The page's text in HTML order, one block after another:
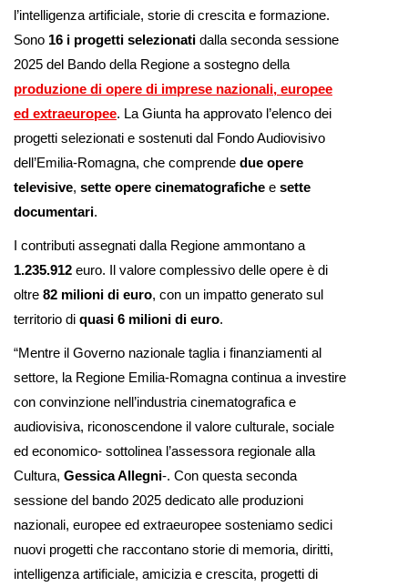
l’intelligenza artificiale, storie di crescita e formazione.
Sono 16 i progetti selezionati dalla seconda sessione
2025 del Bando della Regione a sostegno della
produzione di opere di imprese nazionali, europee
ed extraeuropee. La Giunta ha approvato l’elenco dei
progetti selezionati e sostenuti dal Fondo Audiovisivo
dell’Emilia-Romagna, che comprende due opere
televisive, sette opere cinematografiche e sette
documentari.
I contributi assegnati dalla Regione ammontano a
1.235.912 euro. Il valore complessivo delle opere è di
oltre 82 milioni di euro, con un impatto generato sul
territorio di quasi 6 milioni di euro.
“Mentre il Governo nazionale taglia i finanziamenti al
settore, la Regione Emilia-Romagna continua a investire
con convinzione nell’industria cinematografica e
audiovisiva, riconoscendone il valore culturale, sociale
ed economico- sottolinea l’assessora regionale alla
Cultura, Gessica Allegni-. Con questa seconda
sessione del bando 2025 dedicato alle produzioni
nazionali, europee ed extraeuropee sosteniamo sedici
nuovi progetti che raccontano storie di memoria, diritti,
intelligenza artificiale, amicizia e crescita, progetti di